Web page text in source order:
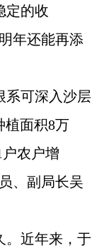
定的收
年还能再添
系可深入沙层
植面积8万
农户增
、副局长吴
。近年来，于